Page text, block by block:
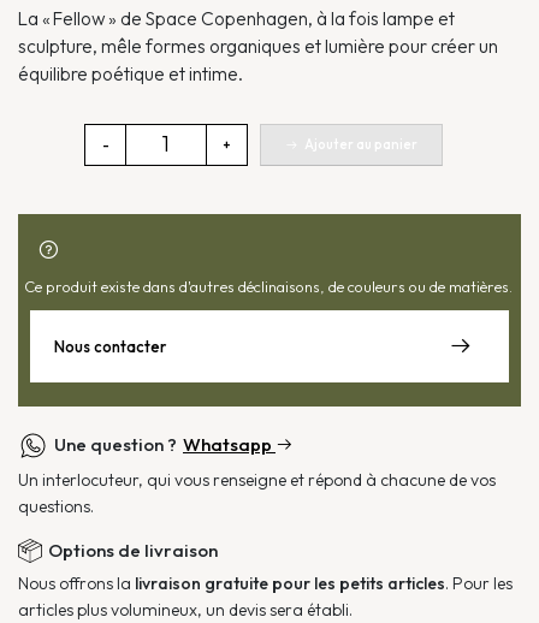
La « Fellow » de Space Copenhagen, à la fois lampe et
sculpture, mêle formes organiques et lumière pour créer un
équilibre poétique et intime.
-
quantité
de
Fellow
+ Ajouter au panier
Ce produit existe dans d'autres déclinaisons, de couleurs ou de matières.
Nous contacter
Une question ? Whatsapp
Un interlocuteur, qui vous renseigne et répond à chacune de vos
questions.
Options de livraison
Nous offrons la livraison gratuite pour les petits articles. Pour les
articles plus volumineux, un devis sera établi.